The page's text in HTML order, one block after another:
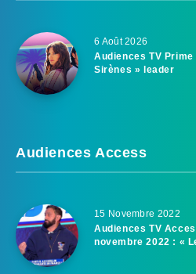
6 Août 2026
Audiences TV
Sirènes » leader
Audiences Access
15 Novembre 2022
Audiences TV
novembre 2022 : «